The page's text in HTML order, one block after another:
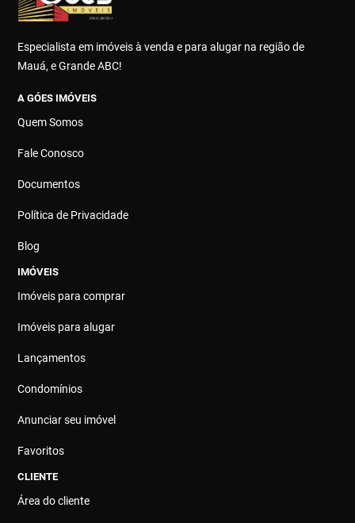
Especialista em imóveis à venda e para alugar na região de
Mauá, e Grande ABC!
A GÓES IMÓVEIS
Quem Somos
Fale Conosco
Documentos
Política de Privacidade
Blog
IMÓVEIS
Imóveis para comprar
Imóveis para alugar
Lançamentos
Condomínios
Anunciar seu imóvel
Favoritos
CLIENTE
Área do cliente